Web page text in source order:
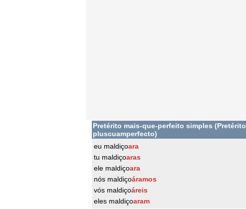
Pretérito mais-que-perfeito simples (Pretérito
pluscuamperfecto)
eu maldiçoara
tu maldiçoaras
ele maldiçoara
nós maldiçoáramos
vós maldiçoáreis
eles maldiçoaram